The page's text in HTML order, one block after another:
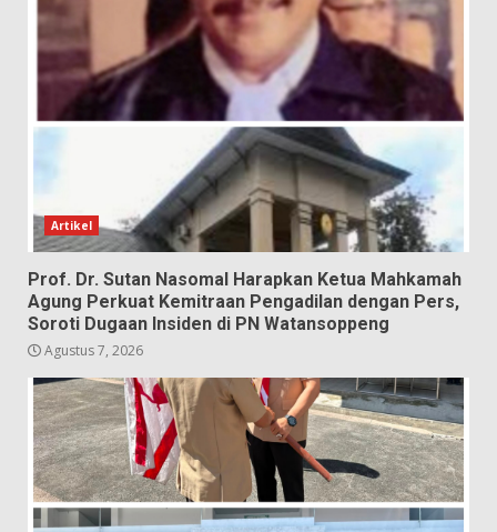
Artikel
Prof. Dr. Sutan Nasomal Harapkan Ketua Mahkamah
Agung Perkuat Kemitraan Pengadilan dengan Pers,
Soroti Dugaan Insiden di PN Watansoppeng
Agustus 7, 2026